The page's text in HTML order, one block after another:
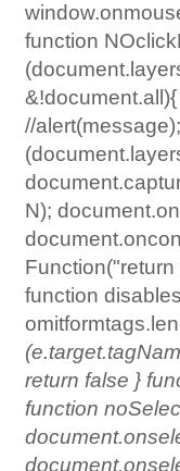
function
//
N);
function
return false }
function